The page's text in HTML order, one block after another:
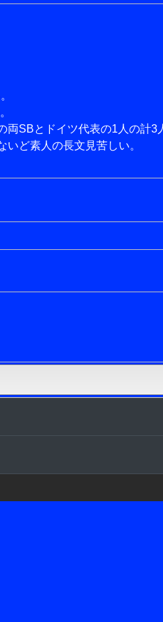
SBとドイツ代表の1人の計3
ど素人の長文見苦しい。